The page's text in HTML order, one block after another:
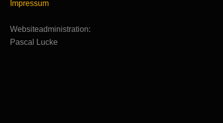
Impressum
Websiteadministration:
Pascal Lucke